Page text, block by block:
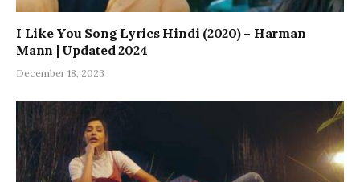
I Like You Song Lyrics Hindi (2020) – Harman
Mann | Updated 2024
December 18, 2023